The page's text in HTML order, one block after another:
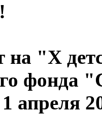
на "X
фонда
апреля